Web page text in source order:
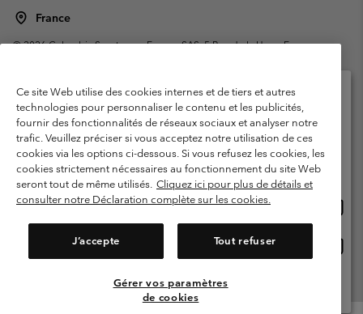
France
©2026Columbia Sportswear Europe SAS. 5 Rue de la Haye, Espace
Garanties Légales
Politique de confidentialité
Conditions d'utilisation - Membres
Conditions D'utilisation - Contenu généré par l'utilisateur
Impressum
Cookies
Public CBCR
Service client: Lun - Sam de 9h à 13h et de 14h à 18h
Ce site Web utilise des cookies internes et de tiers et autres
technologies pour personnaliser le contenu et les publicités,
fournir des fonctionnalités de réseaux sociaux et analyser notre
trafic. Veuillez préciser si vous acceptez notre utilisation de ces
cookies via les options ci-dessous. Si vous refusez les cookies, les
cookies strictement nécessaires au fonctionnement du site Web
seront tout de même utilisés. Cliquez ici pour plus de détails et
consulter notre Déclaration complète sur les cookies.
J’accepte Tout refuser
Gérer vos paramètres
de cookies
Veuillez sélectionner votre pays d’expédition et
votre langue
Achats en ligne disponibles
United States
ligne
France
Voir Tous Les Pays